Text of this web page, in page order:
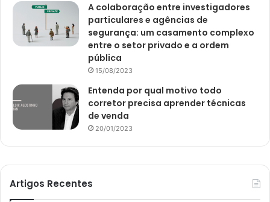
A colaboração entre investigadores
particulares e agências de
segurança: um casamento complexo
entre o setor privado e a ordem
pública
15/08/2023
Entenda por qual motivo todo
corretor precisa aprender técnicas
de venda
20/01/2023
Artigos Recentes